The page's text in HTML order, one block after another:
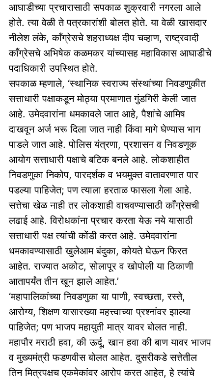
आघाडीच्या प्रचारासाठी सपकाळ शुक्रवारी नगरला आले
होते. त्या वेळी ते पत्रकारांशी बोलत होते. या वेळी खासदार
नीलेश लंके, काँग्रेसचे शहराध्यक्ष दीप चव्हाण, राष्ट्रवादी
काँग्रेसचे अभिषेक कळमकर यांच्यासह महाविकास आघाडीचे
पदाधिकारी उपस्थित होते.
सपकाळ म्हणाले, ‘स्थानिक स्वराज्य संस्थांच्या निवडणुकीत
सत्ताधारी पक्षाकडून मोठ्या प्रमाणात गुंडगिरी केली जात
आहे. उमेदवारांना धमकावले जात आहे, पैशांचे आमिष
दाखवून अर्ज भरू दिला जात नाही किंवा मागे घेण्यास भाग
पाडले जात आहे. पोलिस यंत्रणा, प्रशासन व निवडणूक
आयोग सत्ताधारी पक्षाचे बटिक बनले आहे. लोकशाहीत
निवडणुका निकोप, पारदर्शक व भयमुक्त वातावरणात पार
पडल्या पाहिजेत; पण त्याला हरताळ फासला गेला आहे.
सत्तेचा खेळ नाही तर लोकशाही वाचवण्यासाठी काँग्रेसची
लढाई आहे. विरोधकांना प्रचार करता येऊ नये यासाठी
सत्ताधारी पक्ष त्यांची कोंडी करत आहे. उमेदवारांना
धमकावण्यासाठी खुलेआम बंदुका, कोयते घेऊन फिरत
आहेत. राज्यात अकोट, सोलापूर व खोपोली या ठिकाणी
आतापर्यंत तीन खून झाले आहेत.’
‘महापालिकांच्या निवडणुका या पाणी, स्वच्छता, रस्ते,
आरोग्य, शिक्षण यासारख्या महत्त्वाच्या प्रश्नांवर झाल्या
पाहिजेत; पण भाजप महायुती मात्र यावर बोलत नाही.
महापौर मराठी हवा, की ऊर्दू, खान हवा की बाण यावर भाजप
व मुख्यमंत्री फडणवीस बोलत आहेत. दुसरीकडे सत्तेतील
तिन मित्रपक्षच एकमेकांवर आरोप करत आहेत, हे त्यांचे